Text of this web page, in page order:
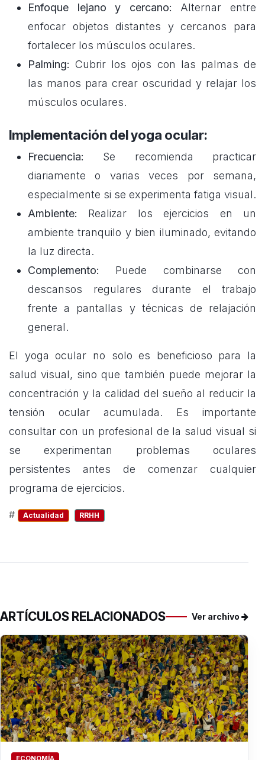
Enfoque lejano y cercano: Alternar entre
enfocar objetos distantes y cercanos para
fortalecer los músculos oculares.
Palming: Cubrir los ojos con las palmas de
las manos para crear oscuridad y relajar los
músculos oculares.
Implementación del yoga ocular:
Frecuencia: Se recomienda practicar
diariamente o varias veces por semana,
especialmente si se experimenta fatiga visual.
Ambiente: Realizar los ejercicios en un
ambiente tranquilo y bien iluminado, evitando
la luz directa.
Complemento: Puede combinarse con
descansos regulares durante el trabajo
frente a pantallas y técnicas de relajación
general.
El yoga ocular no solo es beneficioso para la
salud visual, sino que también puede mejorar la
concentración y la calidad del sueño al reducir la
tensión ocular acumulada. Es importante
consultar con un profesional de la salud visual si
se experimentan problemas oculares
persistentes antes de comenzar cualquier
programa de ejercicios.
# Actualidad RRHH
ARTÍCULOS RELACIONADOS Ver archivo
ECONOMÍA